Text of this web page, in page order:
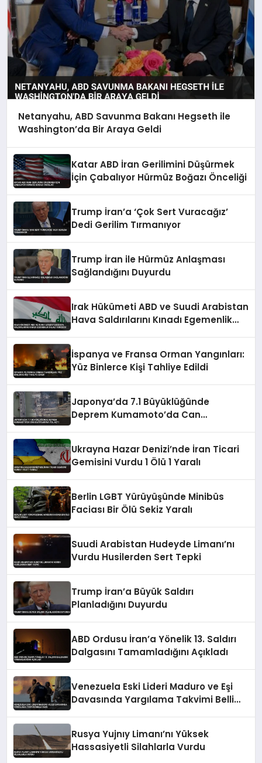
Netanyahu, ABD Savunma Bakanı Hegseth ile
Washington’da Bir Araya Geldi
Katar ABD İran Gerilimini Düşürmek
İçin Çabalıyor Hürmüz Boğazı Önceliği
Trump İran’a ‘Çok Sert Vuracağız’
Dedi Gerilim Tırmanıyor
Trump İran ile Hürmüz Anlaşması
Sağlandığını Duyurdu
Irak Hükümeti ABD ve Suudi Arabistan
Hava Saldırılarını Kınadı Egemenlik
İspanya ve Fransa Orman Yangınları:
Yüz Binlerce Kişi Tahliye Edildi
Japonya’da 7.1 Büyüklüğünde
Deprem Kumamoto’da Can
Ukrayna Hazar Denizi’nde İran Ticari
Gemisini Vurdu 1 Ölü 1 Yaralı
Berlin LGBT Yürüyüşünde Minibüs
Faciası Bir Ölü Sekiz Yaralı
Suudi Arabistan Hudeyde Limanı’nı
Vurdu Husilerden Sert Tepki
Trump İran’a Büyük Saldırı
Planladığını Duyurdu
ABD Ordusu İran’a Yönelik 13. Saldırı
Dalgasını Tamamladığını Açıkladı
Venezuela Eski Lideri Maduro ve Eşi
Davasında Yargılama Takvimi Belli
Rusya Yujnıy Limanı’nı Yüksek
Hassasiyetli Silahlarla Vurdu